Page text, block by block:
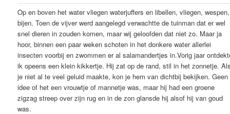
Op en boven het water vliegen waterjuffers en libellen, vliegen, wespen,
bijen. Toen de vijver werd aangelegd verwachtte de tuinman dat er wel
snel dieren in zouden komen, maar wij geloofden dat niet zo. Maar ja
hoor, binnen een paar weken schoten in het donkere water allerlei
insecten voorbij en zwommen er al salamandertjes in.Vorig jaar
ik opeens een klein kikkertje. Hij zat op de rand, stil in het zonnetje.
je niet al te veel geluid maakte, kon je hem van dichtbij bekijken. Geen
idee of het een vrouwtje of mannetje was, maar hij had een groene
zigzag streep over zijn rug en in de zon glansde hij alsof hij van goud
was.